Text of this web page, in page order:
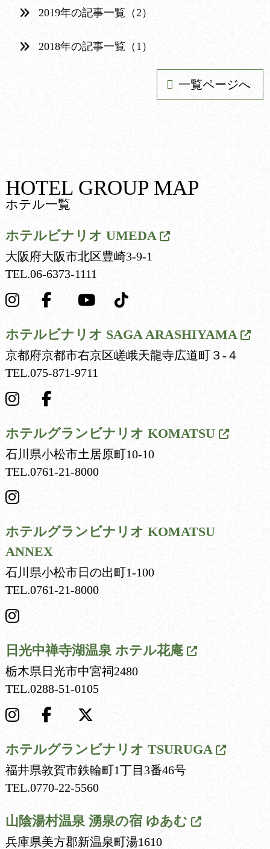
2019年の記事一覧（2）
2018年の記事一覧（1）
一覧ページへ
HOTEL GROUP MAP
ホテル一覧
ホテルビナリオ UMEDA
大阪府大阪市北区豊崎3-9-1
TEL.06-6373-1111
ホテルビナリオ SAGA ARASHIYAMA
京都府京都市右京区嵯峨天龍寺広道町３-４
TEL.075-871-9711
ホテルグランビナリオ KOMATSU
石川県小松市土居原町10-10
TEL.0761-21-8000
ホテルグランビナリオ KOMATSU
ANNEX
石川県小松市日の出町1-100
TEL.0761-21-8000
日光中禅寺湖温泉 ホテル花庵
栃木県日光市中宮祠2480
TEL.0288-51-0105
ホテルグランビナリオ TSURUGA
福井県敦賀市鉄輪町1丁目3番46号
TEL.0770-22-5560
山陰湯村温泉 湧泉の宿 ゆあむ
兵庫県美方郡新温泉町湯1610